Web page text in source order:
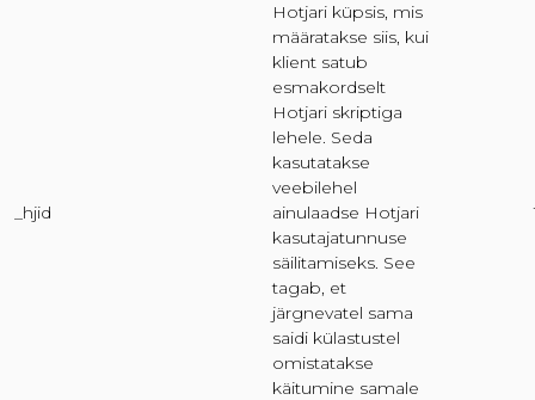
_hjid
Hotjari küpsis, mis
määratakse siis, kui
klient satub
esmakordselt
Hotjari skriptiga
lehele. Seda
kasutatakse
veebilehel
ainulaadse Hotjari
kasutajatunnuse
säilitamiseks. See
tagab, et
järgnevatel sama
saidi külastustel
omistatakse
käitumine samale